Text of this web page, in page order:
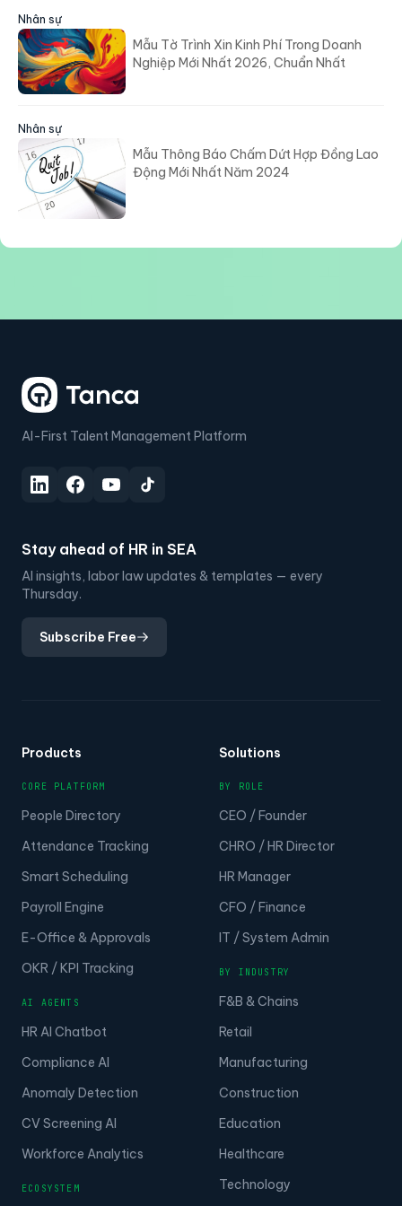
Nhân sự
Mẫu Tờ Trình Xin Kinh Phí Trong Doanh
Nghiệp Mới Nhất 2026, Chuẩn Nhất
Nhân sự
Mẫu Thông Báo Chấm Dứt Hợp Đồng Lao
Động Mới Nhất Năm 2024
AI-First Talent Management Platform
Stay ahead of HR in SEA
AI insights, labor law updates & templates — every
Thursday.
Subscribe Free
Products
CORE PLATFORM
People Directory
Attendance Tracking
Smart Scheduling
Payroll Engine
E-Office & Approvals
OKR / KPI Tracking
AI AGENTS
HR AI Chatbot
Compliance AI
Anomaly Detection
CV Screening AI
Workforce Analytics
ECOSYSTEM
Solutions
BY ROLE
CEO / Founder
CHRO / HR Director
HR Manager
CFO / Finance
IT / System Admin
BY INDUSTRY
F&B & Chains
Retail
Manufacturing
Construction
Education
Healthcare
Technology